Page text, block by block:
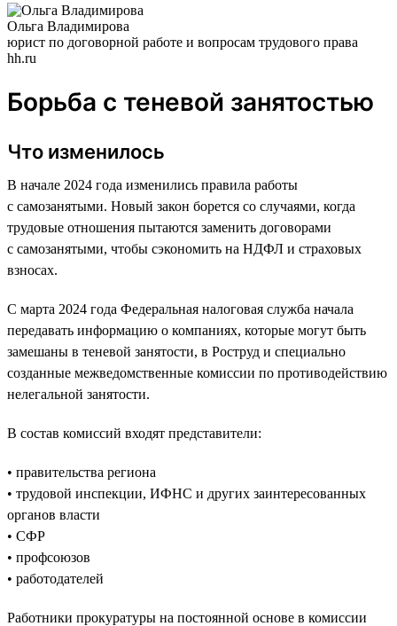
Ольга Владимирова
юрист по договорной работе и вопросам трудового права
hh.ru
Борьба с теневой занятостью
Что изменилось
В начале 2024 года изменились правила работы
с самозанятыми. Новый закон борется со случаями, когда
трудовые отношения пытаются заменить договорами
с самозанятыми, чтобы сэкономить на НДФЛ и страховых
взносах.
С марта 2024 года Федеральная налоговая служба начала
передавать информацию о компаниях, которые могут быть
замешаны в теневой занятости, в Роструд и специально
созданные межведомственные комиссии по противодействию
нелегальной занятости.
В состав комиссий входят представители:
• правительства региона
• трудовой инспекции, ИФНС и других заинтересованных
органов власти
• СФР
• профсоюзов
• работодателей
Работники прокуратуры на постоянной основе в комиссии